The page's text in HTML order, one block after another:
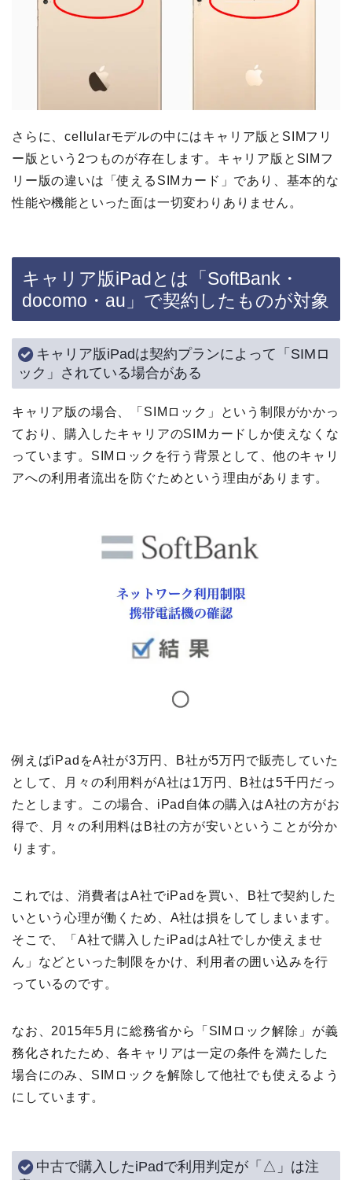
さらに、cellularモデルの中にはキャリア版とSIMフリ
ー版という2つものが存在します。キャリア版とSIMフ
リー版の違いは「使えるSIMカード」であり、基本的な
性能や機能といった面は一切変わりありません。
キャリア版iPadとは「SoftBank・
docomo・au」で契約したものが対象
キャリア版iPadは契約プランによって「SIMロ
ック」されている場合がある
キャリア版の場合、「SIMロック」という制限がかかっ
ており、購入したキャリアのSIMカードしか使えなくな
っています。SIMロックを行う背景として、他のキャリ
アへの利用者流出を防ぐためという理由があります。
例えばiPadをA社が3万円、B社が5万円で販売していた
として、月々の利用料がA社は1万円、B社は5千円だっ
たとします。この場合、iPad自体の購入はA社の方がお
得で、月々の利用料はB社の方が安いということが分か
ります。
これでは、消費者はA社でiPadを買い、B社で契約した
いという心理が働くため、A社は損をしてしまいます。
そこで、「A社で購入したiPadはA社でしか使えませ
ん」などといった制限をかけ、利用者の囲い込みを行
っているのです。
なお、2015年5月に総務省から「SIMロック解除」が義
務化されたため、各キャリアは一定の条件を満たした
場合にのみ、SIMロックを解除して他社でも使えるよう
にしています。
中古で購入したiPadで利用判定が「△」は注